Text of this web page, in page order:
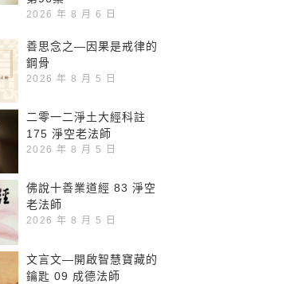
2026 年 8 月 6 日
善思念之—因果是戒律的
鋼骨
2026 年 8 月 5 日
二零一二淨土大經科註
175 淨空老法師
2026 年 8 月 5 日
佛說十善業道經 83 淨空
老法師
2026 年 8 月 5 日
文言文—開啟智慧寶藏的
鑰匙 09 成德法師